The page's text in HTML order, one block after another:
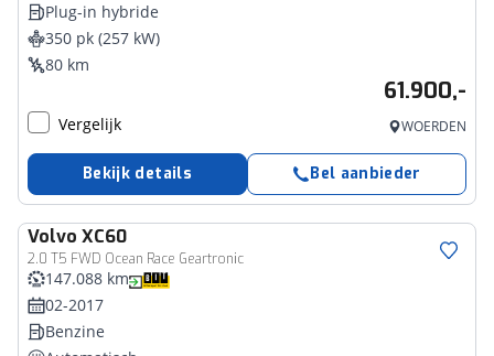
Plug-in hybride
350 pk (257 kW)
80 km
61.900,-
Vergelijk WOERDEN
Bekijk details Bel aanbieder
Volvo XC60
2.0 T5 FWD Ocean Race Geartronic
147.088 km
02-2017
Benzine